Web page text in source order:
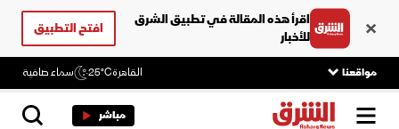
اقرأ هذه المقالة في تطبيق الشرق
للأخبار
افتح التطبيق
مواقعنا القاهرة25°C سماء صافية
مباشر